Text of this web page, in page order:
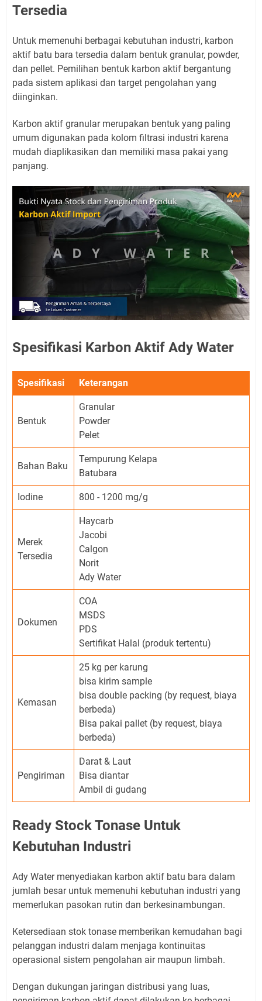
Tersedia
Untuk memenuhi berbagai kebutuhan industri, karbon
aktif batu bara tersedia dalam bentuk granular, powder,
dan pellet. Pemilihan bentuk karbon aktif bergantung
pada sistem aplikasi dan target pengolahan yang
diinginkan.
Karbon aktif granular merupakan bentuk yang paling
umum digunakan pada kolom filtrasi industri karena
mudah diaplikasikan dan memiliki masa pakai yang
panjang.
Spesifikasi Karbon Aktif Ady Water
Spesifikasi Keterangan
Bentuk
Granular
Powder
Pelet
Bahan Baku
Tempurung Kelapa
Batubara
Iodine 800 - 1200 mg/g
Merek
Tersedia
Haycarb
Jacobi
Calgon
Norit
Ady Water
Dokumen
COA
MSDS
PDS
Sertifikat Halal (produk tertentu)
Kemasan
25 kg per karung
bisa kirim sample
bisa double packing (by request, biaya
berbeda)
Bisa pakai pallet (by request, biaya
berbeda)
Pengiriman
Darat & Laut
Bisa diantar
Ambil di gudang
Ready Stock Tonase Untuk
Kebutuhan Industri
Ady Water menyediakan karbon aktif batu bara dalam
jumlah besar untuk memenuhi kebutuhan industri yang
memerlukan pasokan rutin dan berkesinambungan.
Ketersediaan stok tonase memberikan kemudahan bagi
pelanggan industri dalam menjaga kontinuitas
operasional sistem pengolahan air maupun limbah.
Dengan dukungan jaringan distribusi yang luas,